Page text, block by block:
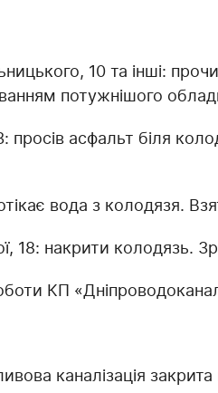
10 та інші:
потужнішого
просів асфальт біля
вода з колодязя.
18: накрити колодязь.
КП
каналізація